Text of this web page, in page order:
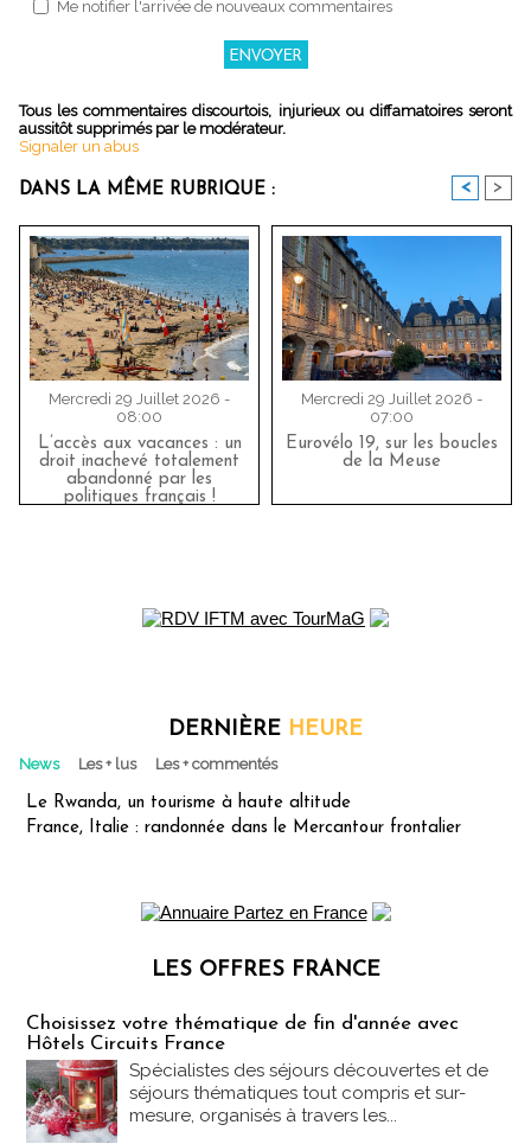
Me notifier l'arrivée de nouveaux commentaires
Tous les commentaires discourtois, injurieux ou diffamatoires seront
aussitôt supprimés par le modérateur.
Signaler un abus
DANS LA MÊME RUBRIQUE : < >
Mercredi 29 Juillet 2026 -
08:00
L’accès aux vacances : un
droit inachevé totalement
abandonné par les
politiques français !
Mercredi 29 Juillet 2026 -
07:00
Eurovélo 19, sur les boucles
de la Meuse
DERNIÈRE HEURE
News Les + lus Les + commentés
Le Rwanda, un tourisme à haute altitude
France, Italie : randonnée dans le Mercantour frontalier
LES OFFRES FRANCE
Choisissez votre thématique de fin d'année avec
Hôtels Circuits France
Spécialistes des séjours découvertes et de
séjours thématiques tout compris et sur-
mesure, organisés à travers les...